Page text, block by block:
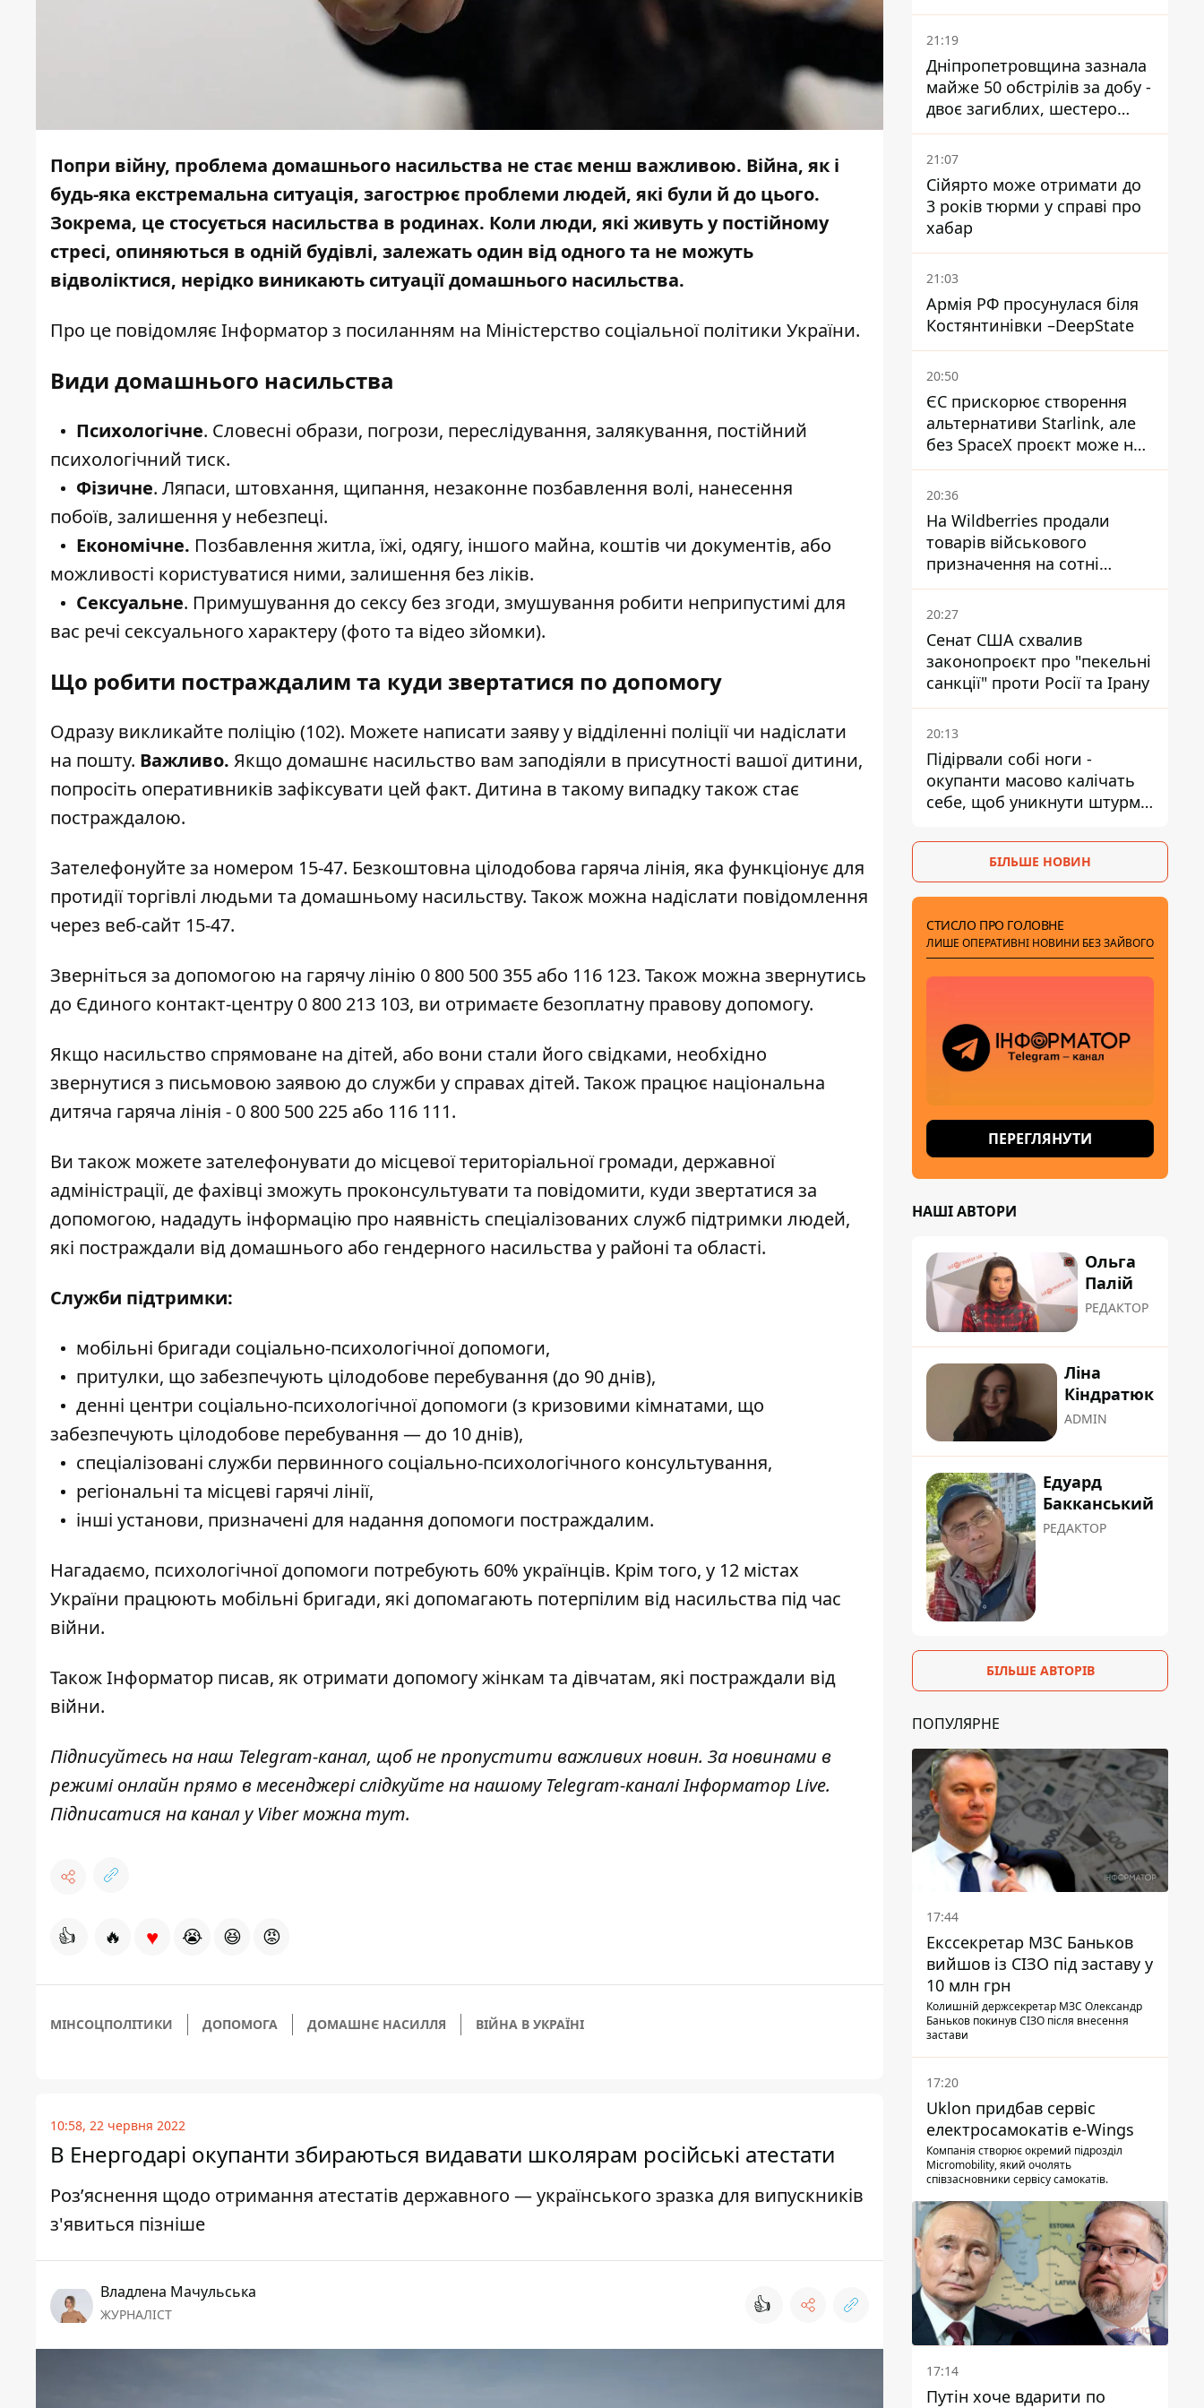
Попри війну, проблема домашнього насильства не стає менш важливою. Війна, як і
будь-яка екстремальна ситуація, загострює проблеми людей, які були й до цього.
Зокрема, це стосується насильства в родинах. Коли люди, які живуть у постійному
стресі, опиняються в одній будівлі, залежать один від одного та не можуть
відволіктися, нерідко виникають ситуації домашнього насильства.
Про це повідомляє Інформаторз посиланням на Міністерство соціальної політики України.
Види домашнього насильства
Психологічне. Словесні образи, погрози, переслідування, залякування, постійний
психологічний тиск.
Фізичне. Ляпаси, штовхання, щипання, незаконне позбавлення волі, нанесення
побоїв, залишення у небезпеці.
Економічне. Позбавлення житла, їжі, одягу, іншого майна, коштів чи документів, або
можливості користуватися ними, залишення без ліків.
Сексуальне. Примушування до сексу без згоди, змушування робити неприпустимі для
вас речі сексуального характеру (фото та відео зйомки).
Що робити постраждалим та куди звертатися по допомогу
Одразу викликайте поліцію (102). Можете написати заяву у відділенні поліції чи надіслати
на пошту. Важливо. Якщо домашнє насильство вам заподіяли в присутності вашої дитини,
попросіть оперативників зафіксувати цей факт. Дитина в такому випадку також стає
постраждалою.
Зателефонуйте за номером 15-47. Безкоштовна цілодобова гаряча лінія, яка функціонує для
протидії торгівлі людьми та домашньому насильству. Також можна надіслати повідомлення
через веб-сайт 15-47.
Зверніться за допомогою на гарячу лінію 0 800 500 355 або 116 123. Також можна звернутись
до Єдиного контакт-центру 0 800 213 103, ви отримаєте безоплатну правову допомогу.
Якщо насильство спрямоване на дітей, або вони стали його свідками, необхідно
звернутися з письмовою заявою до служби у справах дітей. Також працює національна
дитяча гаряча лінія - 0 800 500 225 або 116 111.
Ви також можете зателефонувати до місцевої територіальної громади, державної
адміністрації, де фахівці зможуть проконсультувати та повідомити, куди звертатися за
допомогою, нададуть інформацію про наявність спеціалізованих служб підтримки людей,
які постраждали від домашнього або гендерного насильства у районі та області.
Служби підтримки:
мобільні бригади соціально-психологічної допомоги,
притулки, що забезпечують цілодобове перебування (до 90 днів),
денні центри соціально-психологічної допомоги (з кризовими кімнатами, що
забезпечують цілодобове перебування — до 10 днів),
спеціалізовані служби первинного соціально-психологічного консультування,
регіональні та місцеві гарячі лінії,
інші установи, призначені для надання допомоги постраждалим.
Нагадаємо, психологічноїдопомоги потребують 60% українців. Крім того, у 12 містах
України працюють мобільні бригади, які допомагають потерпілим від насильства під час
війни.
ТакожІнформатор писав, як отримати допомогу жінкам та дівчатам, які постраждали від
війни.
Підписуйтесь на наш Telegram-канал, щоб не пропустити важливих новин. За новинами в
режимі онлайн прямо в месенджері слідкуйте на нашому Telegram-каналіІнформатор Live.
Підписатися на канал у Viber можнатут.
👍 🔥 ♥ 😭 😆 😡
МІНСОЦПОЛІТИКИ ДОПОМОГА ДОМАШНЄ НАСИЛЛЯ ВІЙНА В УКРАЇНІ
10:58, 22 червня 2022
В Енергодарі окупанти збираються видавати школярам російські атестати
Роз’яснення щодо отримання атестатів державного — українського зразка для випускників
з'явиться пізніше
Владлена Мачульська
ЖУРНАЛІСТ 👍
21:19
Дніпропетровщина зазнала
майже 50 обстрілів за добу -
двоє загиблих, шестеро
постраждалих
21:07
Сійярто може отримати до
3 років тюрми у справі про
хабар
21:03
Армія РФ просунулася біля
Костянтинівки –DeepState
20:50
ЄС прискорює створення
альтернативи Starlink, але
без SpaceX проєкт може не
обійтися
20:36
На Wildberries продали
товарів військового
призначення на сотні
мільйонів, але удари ЗСУ
змінили ситуацію
20:27
Сенат США схвалив
законопроєкт про "пекельні
санкції" проти Росії та Ірану
20:13
Підірвали собі ноги -
окупанти масово калічать
себе, щоб уникнути штурмів
БІЛЬШЕ НОВИН
СТИСЛО ПРО ГОЛОВНЕ
ЛИШЕ ОПЕРАТИВНІ НОВИНИ БЕЗ ЗАЙВОГО
ПЕРЕГЛЯНУТИ
НАШІ АВТОРИ
Ольга
Палій
РЕДАКТОР
Ліна
Кіндратюк
ADMIN
Едуард
Бакканський
РЕДАКТОР
БІЛЬШЕ АВТОРІВ
ПОПУЛЯРНЕ
17:44
Екссекретар МЗС Баньков
вийшов із СІЗО під заставу у
10 млн грн
Колишній держсекретар МЗС Олександр
Баньков покинув СІЗО після внесення
застави
17:20
Uklon придбав сервіс
електросамокатів e-Wings
Компанія створює окремий підрозділ
Micromobility, який очолять
співзасновники сервісу самокатів.
17:14
Путін хоче вдарити по